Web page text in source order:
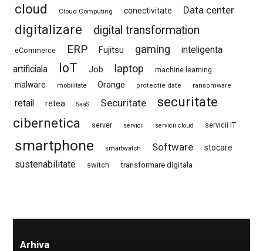
cloud Cloud Computing conectivitate Data center
digitalizare digital transformation
eCommerce ERP Fujitsu gaming
inteligenta
artificiala
IoT Job laptop machine learning
malware mobilitate Orange protectie date ransomware
retail retea SaaS Securitate
securitate
cibernetica
server servicii servicii cloud servicii IT
smartphone smartwatch Software stocare
sustenabilitate switch transformare digitala
Arhiva